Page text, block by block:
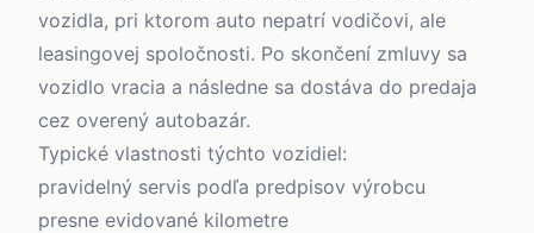
vozidla, pri ktorom auto nepatrí vodičovi, ale
leasingovej spoločnosti. Po skončení zmluvy sa
vozidlo vracia a následne sa dostáva do predaja
cez overený autobazár.
Typické vlastnosti týchto vozidiel:
pravidelný servis podľa predpisov výrobcu
presne evidované kilometre